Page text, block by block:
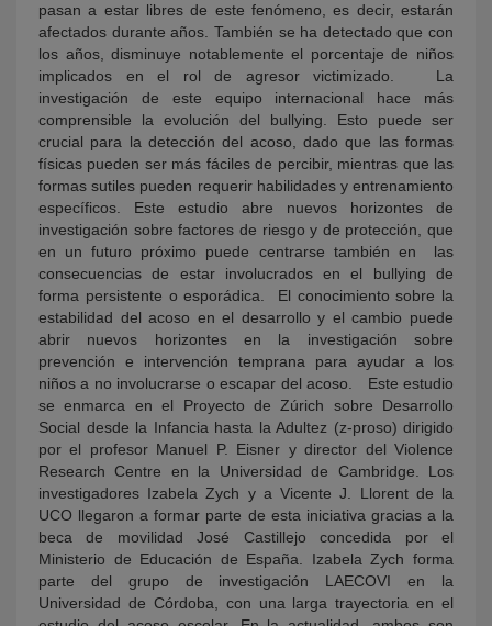
pasan a estar libres de este fenómeno, es decir, estarán
afectados durante años. También se ha detectado que con
los años, disminuye notablemente el porcentaje de niños
implicados en el rol de agresor victimizado. La
investigación de este equipo internacional hace más
comprensible la evolución del bullying. Esto puede ser
crucial para la detección del acoso, dado que las formas
físicas pueden ser más fáciles de percibir, mientras que las
formas sutiles pueden requerir habilidades y entrenamiento
específicos. Este estudio abre nuevos horizontes de
investigación sobre factores de riesgo y de protección, que
en un futuro próximo puede centrarse también en las
consecuencias de estar involucrados en el bullying de
forma persistente o esporádica. El conocimiento sobre la
estabilidad del acoso en el desarrollo y el cambio puede
abrir nuevos horizontes en la investigación sobre
prevención e intervención temprana para ayudar a los
niños a no involucrarse o escapar del acoso. Este estudio
se enmarca en el Proyecto de Zúrich sobre Desarrollo
Social desde la Infancia hasta la Adultez (z-proso) dirigido
por el profesor Manuel P. Eisner y director del Violence
Research Centre en la Universidad de Cambridge. Los
investigadores Izabela Zych y a Vicente J. Llorent de la
UCO llegaron a formar parte de esta iniciativa gracias a la
beca de movilidad José Castillejo concedida por el
Ministerio de Educación de España. Izabela Zych forma
parte del grupo de investigación LAECOVI en la
Universidad de Córdoba, con una larga trayectoria en el